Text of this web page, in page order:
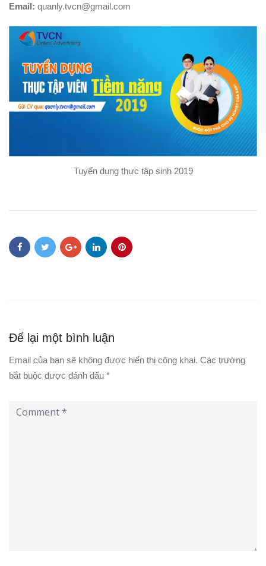
Email: quanly.tvcn@gmail.com
Tuyển dụng thực tập sinh 2019
Để lại một bình luận
Email của bạn sẽ không được hiển thị công khai. Các trường
bắt buộc được đánh dấu *